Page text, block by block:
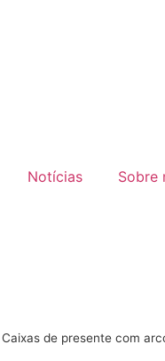
Notícias Sobre
Caixas de presente com